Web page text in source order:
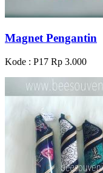
Magnet Pengantin
Kode : P17 Rp 3.000